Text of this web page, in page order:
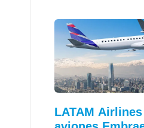
LATAM